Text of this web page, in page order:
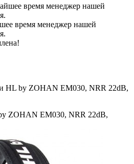
время менеджер нашей
время менеджер нашей
HL by ZOHAN EM030, NRR 22dB,
ZOHAN EM030, NRR 22dB,